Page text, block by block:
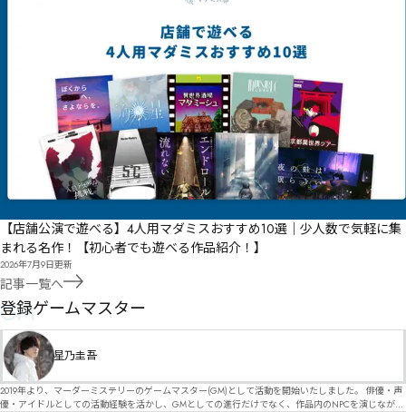
【店舗公演で遊べる】4人用マダミスおすすめ10選｜少人数で気軽に集
まれる名作！【初心者でも遊べる作品紹介！】
2026年7月9日更新
記事一覧へ
GM
登録ゲームマスター
星乃圭吾
2019年より、マーダーミステリーのゲームマスター(GM)として活動を開始いたしました。 俳優・声
優・アイドルとしての活動経験を活かし、GMとしての進行だけでなく、作品内のNPCを演じなが